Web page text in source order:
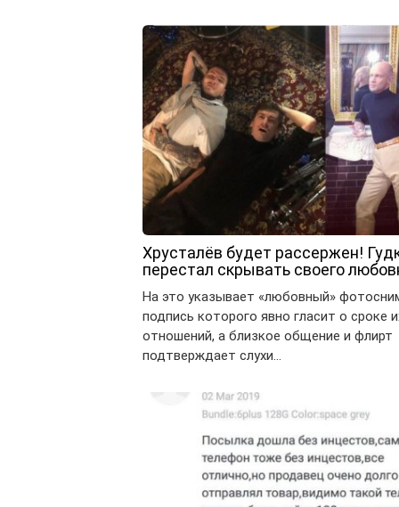
Хрусталёв будет рассержен!
перестал скрывать своего
На это указывает «любовный»
подпись которого явно гласит о сроке
отношений, а близкое общение и флирт
подтверждает слухи…